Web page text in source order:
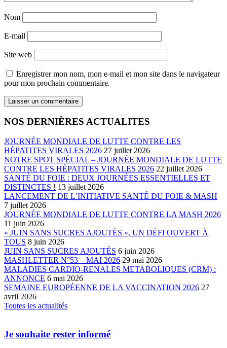
Nom
E-mail
Site web
Enregistrer mon nom, mon e-mail et mon site dans le navigateur
pour mon prochain commentaire.
NOS DERNIÈRES ACTUALITES
JOURNÉE MONDIALE DE LUTTE CONTRE LES
HÉPATITES VIRALES 2026 27 juillet 2026
NOTRE SPOT SPÉCIAL – JOURNÉE MONDIALE DE LUTTE
CONTRE LES HÉPATITES VIRALES 2026 22 juillet 2026
SANTÉ DU FOIE : DEUX JOURNÉES ESSENTIELLES ET
DISTINCTES ! 13 juillet 2026
LANCEMENT DE L’INITIATIVE SANTÉ DU FOIE & MASH
7 juillet 2026
JOURNÉE MONDIALE DE LUTTE CONTRE LA MASH 2026
11 juin 2026
« JUIN SANS SUCRES AJOUTÉS », UN DÉFI OUVERT À
TOUS 8 juin 2026
JUIN SANS SUCRES AJOUTÉS 6 juin 2026
MASHLETTER N°53 – MAI 2026 29 mai 2026
MALADIES CARDIO-RENALES METABOLIQUES (CRM) :
ANNONCE 6 mai 2026
SEMAINE EUROPÉENNE DE LA VACCINATION 2026 27
avril 2026
Toutes les actualités
Je souhaite rester informé